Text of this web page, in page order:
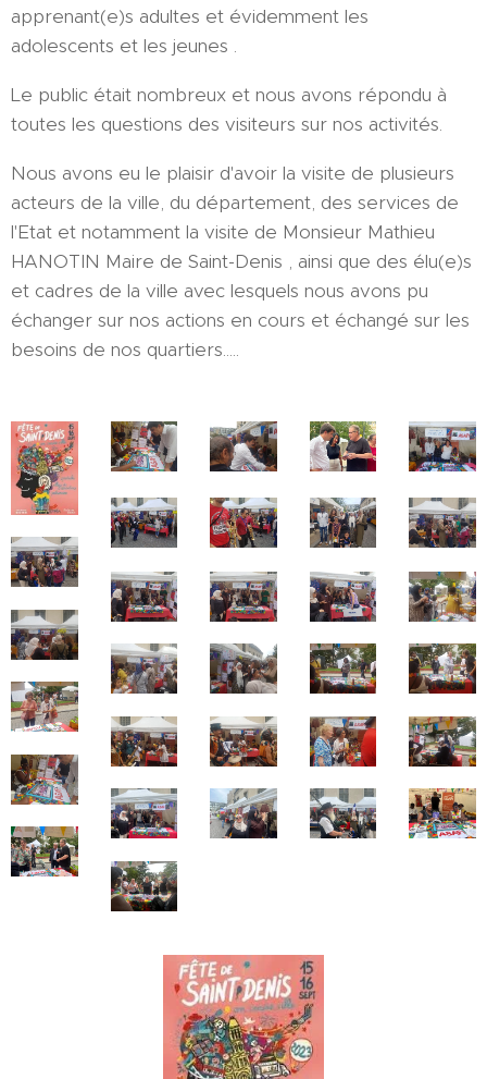
apprenant(e)s adultes et évidemment les
adolescents et les jeunes .
Le public était nombreux et nous avons répondu à
toutes les questions des visiteurs sur nos activités.
Nous avons eu le plaisir d'avoir la visite de plusieurs
acteurs de la ville, du département, des services de
l'Etat et notamment la visite de Monsieur Mathieu
HANOTIN Maire de Saint-Denis , ainsi que des élu(e)s
et cadres de la ville avec lesquels nous avons pu
échanger sur nos actions en cours et échangé sur les
besoins de nos quartiers.....